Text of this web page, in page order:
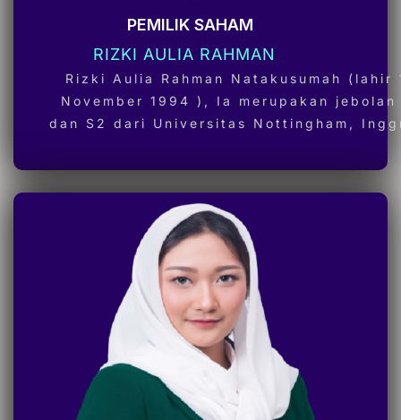
PEMILIK SAHAM
RIZKI AULIA RAHMAN
Rizki Aulia Rahman Natakusumah (lahir
November 1994 ), Ia merupakan jebolan
dan S2 dari Universitas Nottingham,